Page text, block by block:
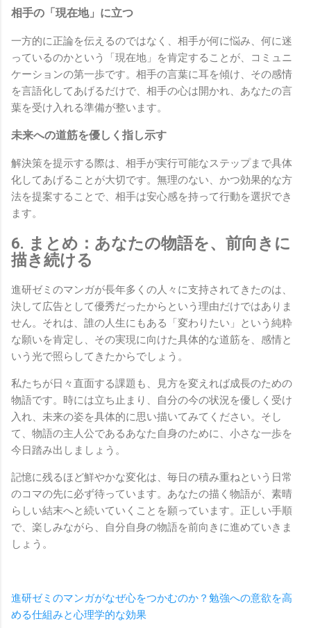
相手の「現在地」に立つ
一方的に正論を伝えるのではなく、相手が何に悩み、何に迷
っているのかという「現在地」を肯定することが、コミュニ
ケーションの第一歩です。相手の言葉に耳を傾け、その感情
を言語化してあげるだけで、相手の心は開かれ、あなたの言
葉を受け入れる準備が整います。
未来への道筋を優しく指し示す
解決策を提示する際は、相手が実行可能なステップまで具体
化してあげることが大切です。無理のない、かつ効果的な方
法を提案することで、相手は安心感を持って行動を選択でき
ます。
6. まとめ：あなたの物語を、前向きに
描き続ける
進研ゼミのマンガが長年多くの人々に支持されてきたのは、
決して広告として優秀だったからという理由だけではありま
せん。それは、誰の人生にもある「変わりたい」という純粋
な願いを肯定し、その実現に向けた具体的な道筋を、感情と
いう光で照らしてきたからでしょう。
私たちが日々直面する課題も、見方を変えれば成長のための
物語です。時には立ち止まり、自分の今の状況を優しく受け
入れ、未来の姿を具体的に思い描いてみてください。そし
て、物語の主人公であるあなた自身のために、小さな一歩を
今日踏み出しましょう。
記憶に残るほど鮮やかな変化は、毎日の積み重ねという日常
のコマの先に必ず待っています。あなたの描く物語が、素晴
らしい結末へと続いていくことを願っています。正しい手順
で、楽しみながら、自分自身の物語を前向きに進めていきま
しょう。
進研ゼミのマンガがなぜ心をつかむのか？勉強への意欲を高
める仕組みと心理学的な効果